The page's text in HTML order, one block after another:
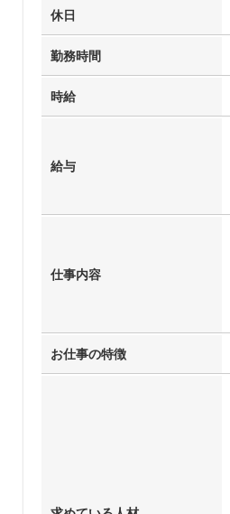
休日
勤務時間
時給
給与
仕事内容
お仕事の特徴